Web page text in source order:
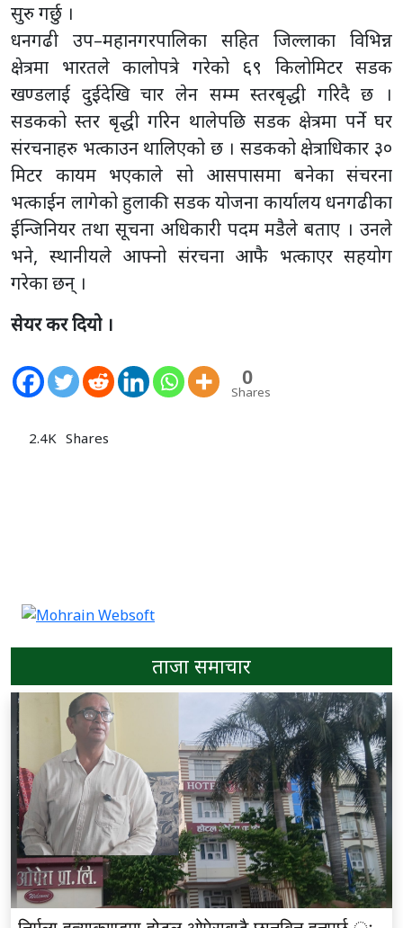
सुरु गर्छु ।
धनगढी उप–महानगरपालिका सहित जिल्लाका विभिन्न
क्षेत्रमा भारतले कालोपत्रे गरेको ६९ किलोमिटर सडक
खण्डलाई दुईदेखि चार लेन सम्म स्तरबृद्धी गरिदै छ ।
सडकको स्तर बृद्धी गरिन थालेपछि सडक क्षेत्रमा पर्ने घर
संरचनाहरु भत्काउन थालिएको छ । सडकको क्षेत्राधिकार ३०
मिटर कायम भएकाले सो आसपासमा बनेका संचरना
भत्काईन लागेको हुलाकी सडक योजना कार्यालय धनगढीका
ईन्जिनियर तथा सूचना अधिकारी पदम मडैले बताए । उनले
भने, स्थानीयले आफ्नो संरचना आफै भत्काएर सहयोग
गरेका छन् ।
सेयर कर दियो ।
0
Shares
2.4K Shares
ताजा समाचार